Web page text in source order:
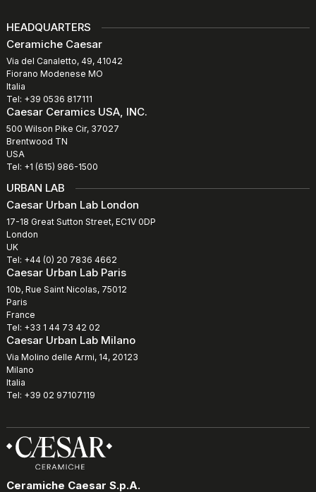
HEADQUARTERS
Ceramiche Caesar
Via del Canaletto, 49, 41042
Fiorano Modenese MO
Italia
Tel: +39 0536 817111
Caesar Ceramics USA, INC.
500 Wilson Pike Cir, 37027
Brentwood TN
USA
Tel: +1 (615) 986-1500
URBAN LAB
Caesar Urban Lab London
17-18 Great Sutton Street, EC1V 0DP
London
UK
Tel: +44 (0) 20 7836 4662
Caesar Urban Lab Paris
10b, Rue Saint Nicolas, 75012
Paris
France
Tel: +33 1 44 73 42 02
Caesar Urban Lab Milano
Via Molino delle Armi, 14, 20123
Milano
Italia
Tel: +39 02 97107119
Ceramiche Caesar S.p.A.